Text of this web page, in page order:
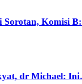
Sorotan, Komisi
dr Michael: